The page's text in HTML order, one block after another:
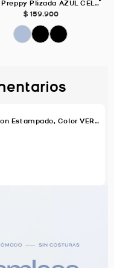
Falda Preppy Plizada AZUL CELESTE Para Mujer
$ 159.900
Camiseta Amplia Con Estampado, Color VERDE AGUA Para Mujer